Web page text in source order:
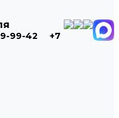
99-42
+7